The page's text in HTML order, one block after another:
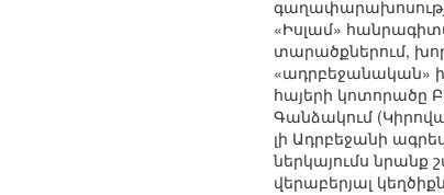
«Իսլամ»
տարածքներում,
«ադրբեջանական»
հայերի կոտորածը
Գանձակում
լի Ադրբեջանի
ներկայումս
վերաբերյալ